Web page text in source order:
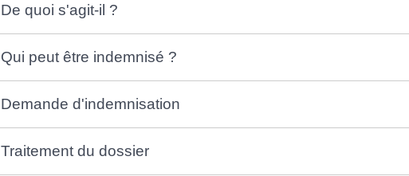
De quoi s'agit-il ?
Qui peut être indemnisé ?
Demande d'indemnisation
Traitement du dossier